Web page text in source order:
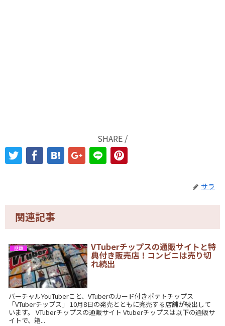
SHARE /
サラ
関連記事
話題 VTuberチップスの通販サイトと特
典付き販売店！コンビニは売り切
れ続出
バーチャルYouTuberこと、VTuberのカード付きポテトチップス
「VTuberチップス」 10月8日の発売とともに完売する店舗が続出して
います。 VTuberチップスの通販サイト Vtuberチップスは以下の通販サ
イトで、箱...